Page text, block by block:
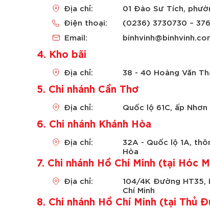
Địa chỉ:
01 Đào Sư Tích,
Điện thoại:
(0236) 3730730 –
Email:
4. Kho bãi
Địa chỉ: 38 - 40 Hoàng Văn
5. Chi nhánh Cần Thơ
Địa chỉ: Quốc lộ 61C, ấp
6. Chi nhánh Khánh Hòa
Địa chỉ:
32A - Quốc lộ 1A,
Hòa
7. Chi nhánh Hồ Chí Minh (tại Hóc
Địa chỉ:
104/4K Đường HT35,
Chí Minh
8. Chi nhánh Hồ Chí Minh (tại Thủ